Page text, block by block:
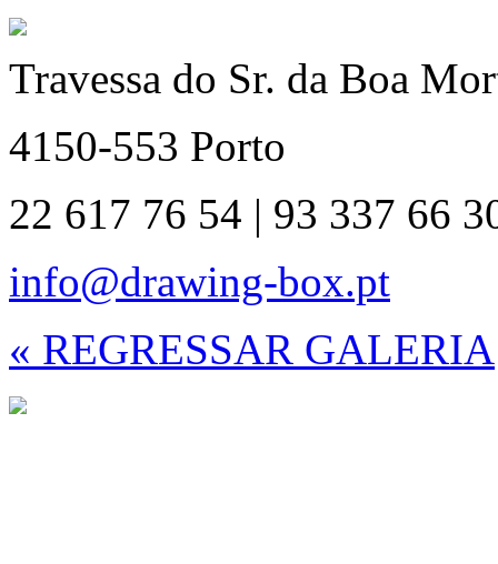
Travessa do Sr. da Boa
4150-553 Porto
22 617 76 54 | 93 337 66
info@drawing-box.pt
« REGRESSAR GALERIA